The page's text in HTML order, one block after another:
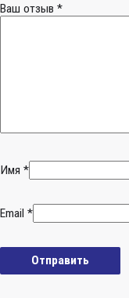
Ваш отзыв *
Имя *
Email *